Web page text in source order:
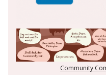
Community